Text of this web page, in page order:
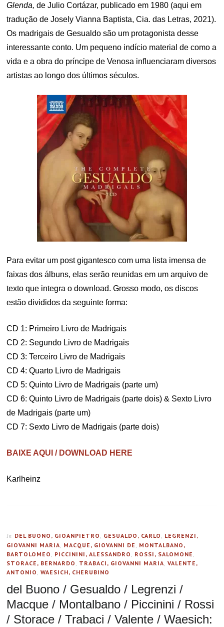
Glenda,de Julio Cortázar, publicado em 1980 (aqui em
tradução de Josely Vianna Baptista, Cia. das Letras, 2021).
Os madrigais de Gesualdo são um protagonista desse
interessante conto. Um pequeno indício material de como a
vida e a obra do príncipe de Venosa influenciaram diversos
artistas ao longo dos últimos séculos.
Para evitar um post gigantesco com uma lista imensa de
faixas dos álbuns, elas serão reunidas em um arquivo de
texto que integra o download. Grosso modo, os discos
estão divididos da seguinte forma:
CD 1: Primeiro Livro de Madrigais
CD 2: Segundo Livro de Madrigais
CD 3: Terceiro Livro de Madrigais
CD 4: Quarto Livro de Madrigais
CD 5: Quinto Livro de Madrigais (parte um)
CD 6: Quinto Livro de Madrigais (parte dois) & Sexto Livro
de Madrigais (parte um)
CD 7: Sexto Livro de Madrigais (parte dois)
BAIXE AQUI / DOWNLOAD HERE
Karlheinz
In DEL BUONO, GIOANPIETRO , GESUALDO, CARLO , LEGRENZI,
GIOVANNI MARIA, MACQUE, GIOVANNI DE , MONTALBANO,
BARTOLOMEO , PICCININI, ALESSANDRO , ROSSI, SALOMONE ,
STORACE, BERNARDO , TRABACI, GIOVANNI MARIA,VALENTE,
ANTONIO ,WAESICH, CHERUBINO
del Buono / Gesualdo / Legrenzi /
Macque / Montalbano / Piccinini / Rossi
/ Storace / Trabaci / Valente / Waesich: